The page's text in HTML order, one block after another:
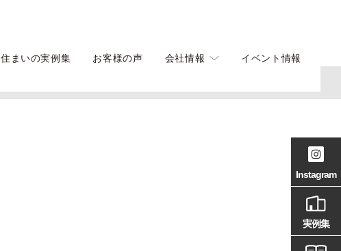
住まいの実例集 お客様の声 会社情報 イベント情報
Instagram
実例集